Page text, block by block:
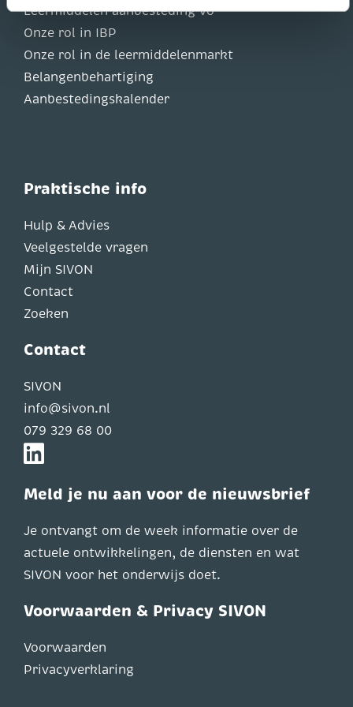
Leermiddelen aanbesteding vo
Onze rol in IBP
Onze rol in de leermiddelenmarkt
Belangenbehartiging
Aanbestedingskalender
Praktische info
Hulp & Advies
Veelgestelde vragen
Mijn SIVON
Contact
Zoeken
Contact
SIVON
info@sivon.nl
079 329 68 00
Meld je nu aan voor de nieuwsbrief
Je ontvangt om de week informatie over de
actuele ontwikkelingen, de diensten en wat
SIVON voor het onderwijs doet.
Voorwaarden & Privacy SIVON
Voorwaarden
Privacyverklaring